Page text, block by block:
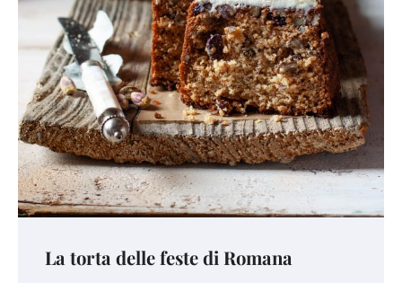
La torta delle feste di Romana